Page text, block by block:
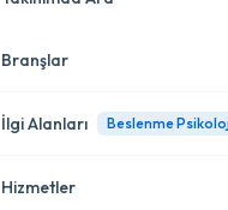
Bayraklı
Konak
Konumuma yakın uzmanları
Branşlar
Diyetisyen
İlgi Alanları
Hizmetler